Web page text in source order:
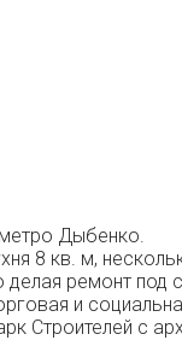
Дыбенко.
8 кв. м,
ремонт под
и
Строителей с